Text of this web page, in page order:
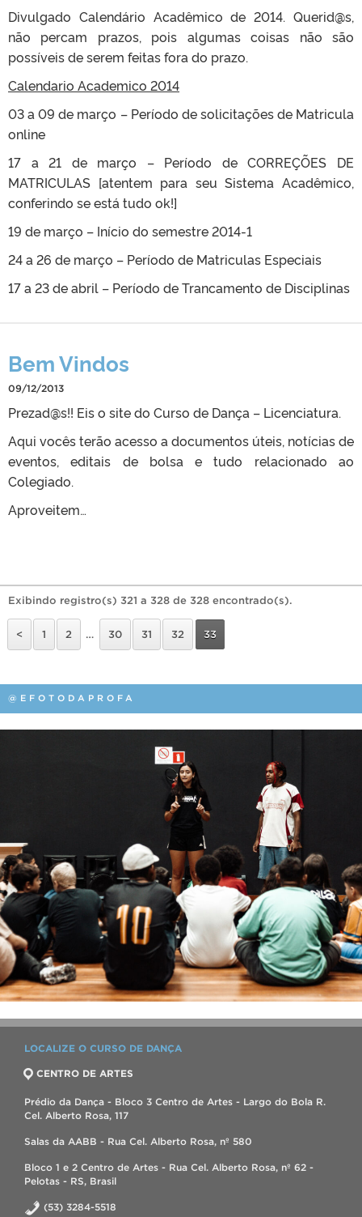
Divulgado Calendário Acadêmico de 2014. Querid@s,
não percam prazos, pois algumas coisas não são
possíveis de serem feitas fora do prazo.
Calendario Academico 2014
03 a 09 de março – Período de solicitações de Matricula
online
17 a 21 de março – Período de CORREÇÕES DE
MATRICULAS [atentem para seu Sistema Acadêmico,
conferindo se está tudo ok!]
19 de março – Início do semestre 2014-1
24 a 26 de março – Período de Matriculas Especiais
17 a 23 de abril – Período de Trancamento de Disciplinas
Bem Vindos
09/12/2013
Prezad@s!! Eis o site do Curso de Dança – Licenciatura.
Aqui vocês terão acesso a documentos úteis, notícias de
eventos, editais de bolsa e tudo relacionado ao
Colegiado.
Aproveitem…
Exibindo registro(s) 321 a 328 de 328 encontrado(s).
< 1 2 … 30 31 32 33
@EFOTODAPROFA
LOCALIZE O CURSO DE DANÇA
CENTRO DE ARTES
Prédio da Dança - Bloco 3 Centro de Artes - Largo do Bola R.
Cel. Alberto Rosa, 117
Salas da AABB - Rua Cel. Alberto Rosa, nº 580
Bloco 1 e 2 Centro de Artes - Rua Cel. Alberto Rosa, nº 62 -
Pelotas - RS, Brasil
(53) 3284-5518